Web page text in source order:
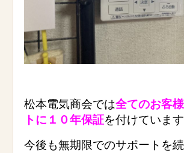
松本電気商会では全てのお客
トに１０年保証を付けています
今後も無期限でのサポートを